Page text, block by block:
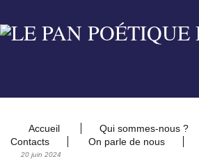
Accueil Qui sommes-nous ?
Contacts
On parle de nous
20 juin 2024